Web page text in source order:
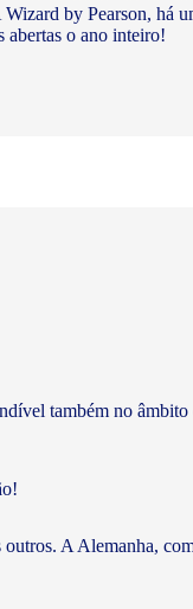
by Pearson, há
abertas o ano inteiro!
também no
A Alemanha,